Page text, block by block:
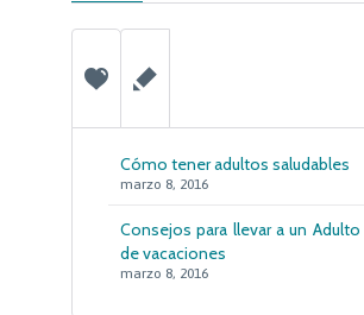
 
Cómo tener adultos saludables
marzo 8, 2016
Consejos para llevar a un
de vacaciones
marzo 8, 2016